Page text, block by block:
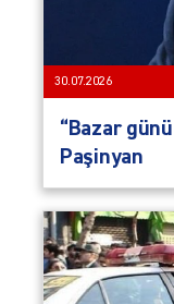
30.07.2026
“Bazar
Paşinyan